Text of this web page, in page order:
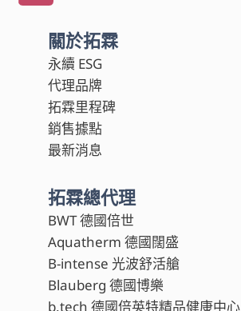
關於拓霖
永續 ESG
代理品牌
拓霖里程碑
銷售據點
最新消息
拓霖總代理
BWT 德國倍世
Aquatherm 德國闊盛
B-intense 光波舒活艙
Blauberg 德國博樂
b.tech 德國倍英特精品健康中心